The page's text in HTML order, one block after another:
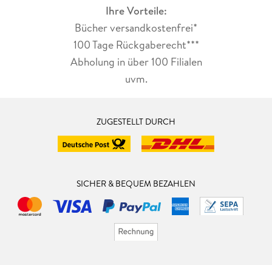
Ihre Vorteile:
Bücher versandkostenfrei*
100 Tage Rückgaberecht***
Abholung in über 100 Filialen
uvm.
ZUGESTELLT DURCH
SICHER & BEQUEM BEZAHLEN